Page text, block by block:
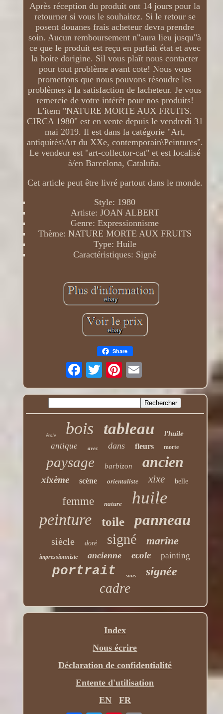
Après réception du produit ont 14 jours pour la
retourner si vous le souhaitez. Si le retour se
posent douanes frais acheteur devra prendre
soin. Aucun remboursement n"aura lieu jusqu"à
ce que le produit est reçu en parfait état et avec
la boite dorigine. Sil vous plaît nous contacter
pour tout problème avant cote! Nous vous
promettons que nous pouvons résoudre les
problèmes à la satisfaction de lacheteur. Je vous
remercie de votre intérêt pour nos produits!
L'item "NATURE MORTE AUX FRUITS.
CIRCA 1980" est en vente depuis le vendredi 31
mai 2019. Il est dans la catégorie "Art,
antiquités\Art du XXe, contemporain\Peintures".
Le vendeur est "art-collector-cat" et est localisé
à/en Barcelona, Cataluña.
Cet article peut être livré partout dans le monde.
Style: 1980
Artiste: JOAN ALBERT
Genre: Expressionnisme
Thème: NATURE MORTE AUX FRUITS
Type: Huile
Caractéristiques: Signé
Share
école bois tableau l'huile
antique avec dans fleurs morte
paysage barbizon ancien
xixème scène orientaliste xixe belle
femme nature huile
peinture toile panneau
siècle doré signé marine
impressionniste ancienne ecole painting
portrait sous signée
cadre
Index
Nous écrire
Déclaration de confidentialité
Entente d'utilisation
EN
FR